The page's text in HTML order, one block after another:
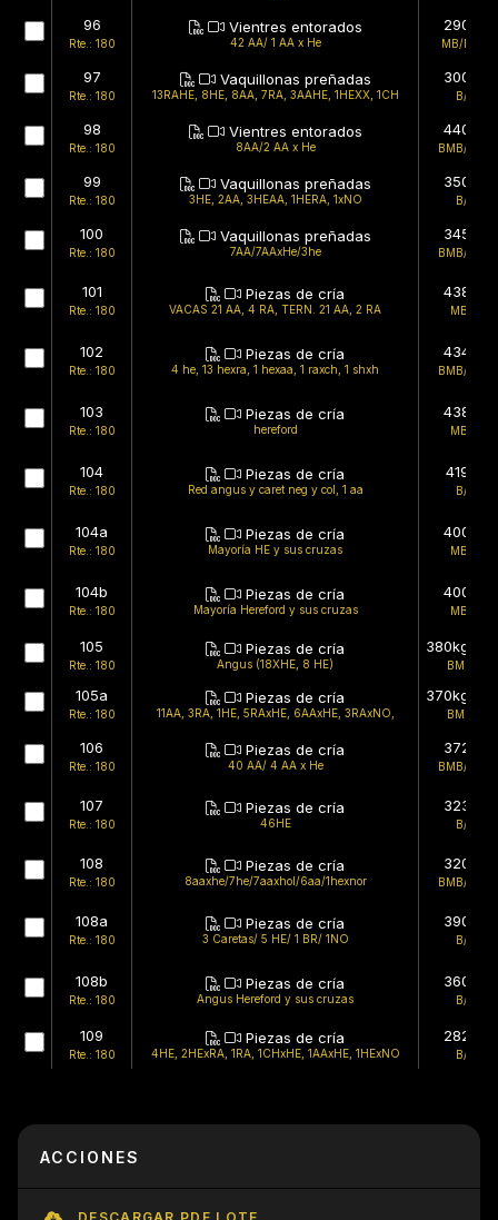
96
Rte.: 180
Vientres entorados
42 AA/ 1 AA x He
290kg
MB/BMB
97
Rte.: 180
Vaquillonas preñadas
13RAHE, 8HE, 8AA, 7RA, 3AAHE, 1HEXX, 1CH
300kg
B/B
98
Rte.: 180
Vientres entorados
8AA/2 AA x He
440kg
BMB/BMB
99
Rte.: 180
Vaquillonas preñadas
3HE, 2AA, 3HEAA, 1HERA, 1xNO
350kg
B/B
100
Rte.: 180
Vaquillonas preñadas
7AA/7AAxHe/3he
345kg
BMB/BMB
101
Rte.: 180
Piezas de cría
VACAS 21 AA, 4 RA, TERN. 21 AA, 2 RA
438kg
MB/B
102
Rte.: 180
Piezas de cría
4 he, 13 hexra, 1 hexaa, 1 raxch, 1 shxh
434kg
BMB/BMB
103
Rte.: 180
Piezas de cría
hereford
438kg
MB/B
104
Rte.: 180
Piezas de cría
Red angus y caret neg y col, 1 aa
419kg
B/B
104a
Rte.: 180
Piezas de cría
Mayoría HE y sus cruzas
400kg
MB/B
104b
Rte.: 180
Piezas de cría
Mayoría Hereford y sus cruzas
400kg
MB/B
105
Rte.: 180
Piezas de cría
Angus (18XHE, 8 HE)
380kg
BMB/B
105a
Rte.: 180
Piezas de cría
11AA, 3RA, 1HE, 5RAxHE, 6AAxHE, 3RAxNO,
370kg
BMB/B
106
Rte.: 180
Piezas de cría
40 AA/ 4 AA x He
372kg
BMB/BMB
107
Rte.: 180
Piezas de cría
46HE
323kg
B/F
108
Rte.: 180
Piezas de cría
8aaxhe/7he/7aaxhol/6aa/1hexnor
320kg
BMB/BMB
108a
Rte.: 180
Piezas de cría
3 Caretas/ 5 HE/ 1 BR/ 1NO
390kg
B/B
108b
Rte.: 180
Piezas de cría
Angus Hereford y sus cruzas
360kg
B/B
109
Rte.: 180
Piezas de cría
4HE, 2HExRA, 1RA, 1CHxHE, 1AAxHE, 1HExNO
282kg
B/F
ACCIONES